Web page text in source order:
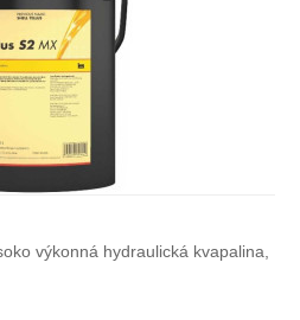
výkonná hydraulická kvapalina,